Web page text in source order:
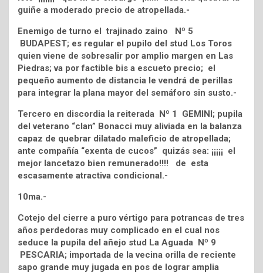
guiñe a moderado precio de atropellada.-
Enemigo de turno el trajinado zaino Nº 5
BUDAPEST; es regular el pupilo del stud Los Toros
quien viene de sobresalir por amplio margen en Las
Piedras; va por factible bis a escueto precio; el
pequeño aumento de distancia le vendrá de perillas
para integrar la plana mayor del semáforo sin susto.-
Tercero en discordia la reiterada Nº 1 GEMINI; pupila
del veterano “clan” Bonacci muy aliviada en la balanza
capaz de quebrar dilatado maleficio de atropellada;
ante compañía “exenta de cucos” quizás sea: ¡¡¡¡¡ el
mejor lancetazo bien remunerado!!!! de esta
escasamente atractiva condicional.-
10ma.-
Cotejo del cierre a puro vértigo para potrancas de tres
años perdedoras muy complicado en el cual nos
seduce la pupila del añejo stud La Aguada Nº 9
PESCARIA; importada de la vecina orilla de reciente
sapo grande muy jugada en pos de lograr amplia